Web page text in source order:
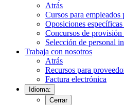
Atrás
Cursos para empleados
Oposiciones
Concursos de provisión
Selección de personal
Trabaja con nosotros
Atrás
Recursos para
Factura electrónica
Idioma:
Cerrar